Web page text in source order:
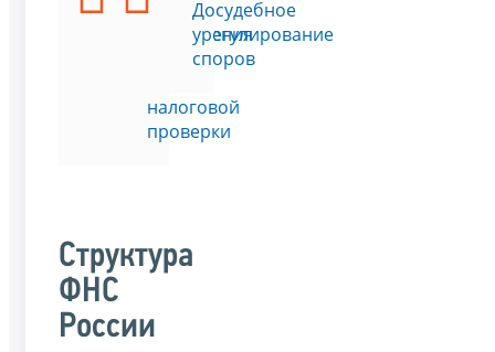
Подать
возражения
налоговой
проверки
Досудебное
урегулирование
споров
Структура
ФНС
России